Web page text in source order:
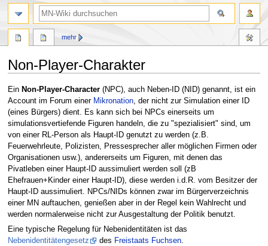
Non-Player-Charakter
Zur
Navigation
springen
Zur
Suche
springen
Ein Non-Player-Character(NPC), auch Neben-ID (NID) genannt, ist ein
Account im Forum einer Mikronation, der nicht zur Simulation einer ID
(eines Bürgers) dient. Es kann sich bei NPCs einerseits um
simulationsvertiefende Figuren handeln, die zu "spezialisiert" sind, um
von einer RL-Person als Haupt-ID genutzt zu werden (z.B.
Feuerwehrleute, Polizisten, Pressesprecher aller möglichen Firmen oder
Organisationen usw.), andererseits um Figuren, mit denen das
Pivatleben einer Haupt-ID aussimuliert werden soll (zB
Ehefrauen+Kinder einer Haupt-ID), diese werden i.d.R. vom Besitzer der
Haupt-ID aussimuliert. NPCs/NIDs können zwar im Bürgerverzeichnis
einer MN auftauchen, genießen aber in der Regel kein Wahlrecht und
werden normalerweise nicht zur Ausgestaltung der Politik benutzt.
Eine typische Regelung für Nebenidentitäten ist das
Nebenidentitätengesetz
des Freistaats Fuchsen.
mehr
Suche